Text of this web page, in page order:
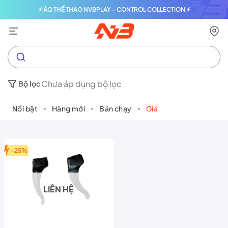
⚡ ÁO THỂ THAO NVBPLAY - CONTROL COLLECTION ⚡
Bộ lọcChưa áp dụng bộ lọc
Nổi bật Hàng mới Bán chạy Giá
-25%
LIÊN HỆ